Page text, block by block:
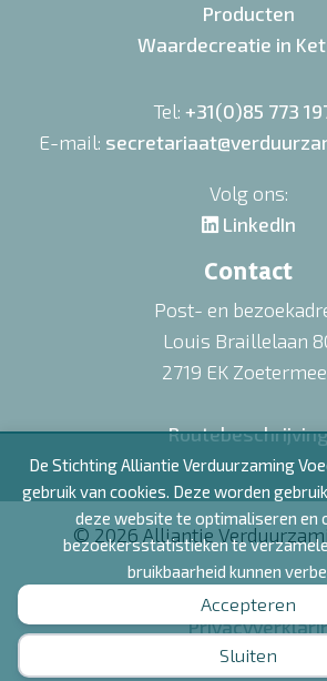
De Stichting Alliantie Verduurzaming
gebruik van cookies. Deze worden
deze website te optimaliseren en
bezoekersstatistieken te
bruikbaarheid kunnen
Accepteren
Sluiten
Producten
Waardecreatie in
Tel: +31(0)85 773
E-mail:
Volg ons:
LinkedIn
Contact
Post- en
Louis Braillelaan
2719 EK
© 2026 Alliantie
Disclaimer
Sitemap